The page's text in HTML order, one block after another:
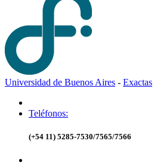
Universidad de Buenos Aires - Exactas
Teléfonos:
(+54 11) 5285-7530/7565/7566